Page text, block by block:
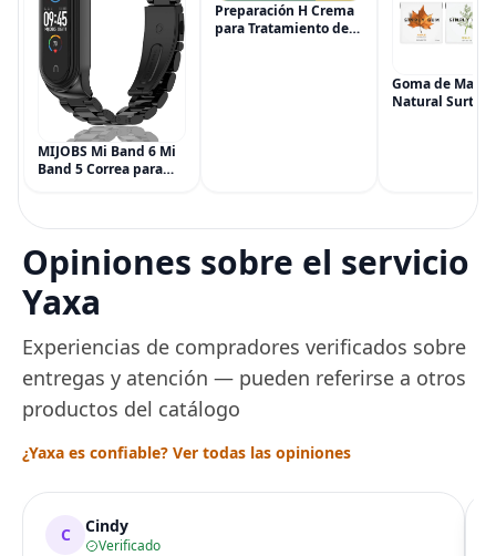
MIJOBS Mi Band 6 Mi
Band 5 Correa para
de metal para Mi
Smart Band 6
Preparación H Crema
para Tratamiento de
Goma de
Natural
Opiniones sobre el servicio
Yaxa
Experiencias de compradores verificados sobre
entregas y atención — pueden referirse a otros
productos del catálogo
¿Yaxa es confiable? Ver todas las opiniones
C Cindy
Verificado